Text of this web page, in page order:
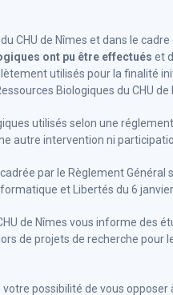
CHU de Nîmes et dans le
ont pu être effectués et
utilisés pour la finalité
Biologiques du CHU de
utilisés selon une
autre intervention ni
par le Règlement
et Libertés du 6
de Nîmes vous informe des
de projets de recherche
possibilité de vous opposer